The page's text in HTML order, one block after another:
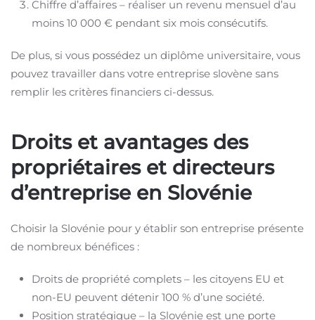
Chiffre d’affaires – réaliser un revenu mensuel d’au
moins 10 000 € pendant six mois consécutifs.
De plus, si vous possédez un diplôme universitaire, vous
pouvez travailler dans votre entreprise slovène sans
remplir les critères financiers ci-dessus.
Droits et avantages des
propriétaires et directeurs
d’entreprise en Slovénie
Choisir la Slovénie pour y établir son entreprise présente
de nombreux bénéfices :
Droits de propriété complets – les citoyens EU et
non-EU peuvent détenir 100 % d’une société.
Position stratégique – la Slovénie est une porte